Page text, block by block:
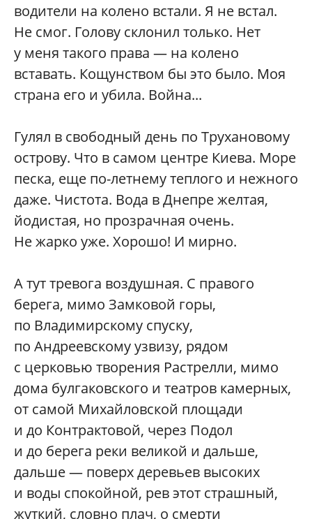
водители на колено встали. Я не встал.
Не смог. Голову склонил только. Нет
у меня такого права — на колено
вставать. Кощунством бы это было. Моя
страна его и убила. Война...
Гулял в свободный день по Трухановому
острову. Что в самом центре Киева. Море
песка, еще по-летнему теплого и нежного
даже. Чистота. Вода в Днепре желтая,
йодистая, но прозрачная очень.
Не жарко уже. Хорошо! И мирно.
А тут тревога воздушная. С правого
берега, мимо Замковой горы,
по Владимирскому спуску,
по Андреевскому узвизу, рядом
с церковью творения Растрелли, мимо
дома булгаковского и театров камерных,
от самой Михайловской площади
и до Контрактовой, через Подол
и до берега реки великой и дальше,
дальше — поверх деревьев высоких
и воды спокойной, рев этот страшный,
жуткий, словно плач, о смерти